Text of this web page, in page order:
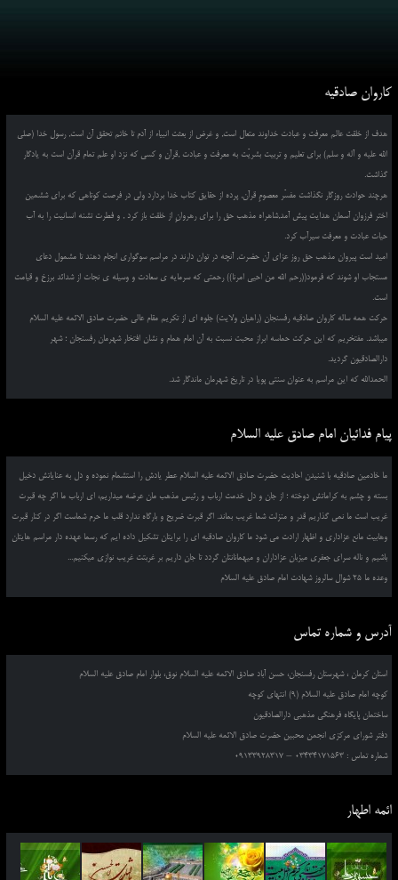
کاروان صادقیه
هدف از خلقت عالم معرفت و عبادت خداوند متعال است, و غرض از بعثت انبیاء از آدم تا خاتم تحقق آن است, رسول خدا (صلی
الله علیه و آله و سلم) برای تعلیم و تربیت بشریّت به معرفت و عبادت ,قرآن و کسی که نزد او علم تمام قرآن است به یادگار
گذاشت.
هرچند حوادث روزگار نگذاشت مفسّر معصومِ قرآن, پرده از حقایق کتاب خدا بردارد ولی در فرصت کوتاهی که برای ششمین
اختر فرزوان آسمان هدایت پیش آمد,شاهراه مذهب حق را برای رهروانِ از خلقت باز کرد , و فطرت تشنه انسانیت را به آب
حیات عبادت و معرفت سیرآب کرد.
امید است پیروان مذهب حق روز عزای آن حضرت, آنچه در توان دارند در مراسم سوگواری انجام دهند تا مشمول دعای
مستجاب او شوند که فرمود((رحم الله من احیی امرنا)) رحمتی که سرمایه ی سعادت و وسیله ی نجات از شدائد برزخ و قیامت
است.
حرکت همه ساله کاروان صادقیه رفسنجان (راهیان ولایت) جلوه ای از تکریم مقام عالی حضرت صادق الائمه علیه السلام
میباشد. مفتخریم که این حرکت حماسه ابراز محبت نسبت به آن امام همام و نشان افتخار شهرمان رفسنجان ؛ شهر
دارالصادقیون گردید.
الحمدالله که این مراسم به عنوان سنتی پویا در تاریخ شهرمان ماندگار شد.
پیام فدائیان امام صادق علیه السلام
ما خادمین صادقیه با شنیدن احادیث حضرت صادق الائمه علیه السلام عطر یادش را استشمام نموده و دل به عنایاتش دخیل
بسته و چشم به کراماتش دوخته ؛ از جان و دل خدمت ارباب و رئیس مذهب مان عرضه میداریم، ای ارباب ما اگر چه قبرت
غریب است ما نمی گذاریم قدر و منزلت شما غریب بماند. اگر قبرت ضریح و بارگاه ندارد قلب ما حرم شماست اگر در کنار قبرت
وهابیت مانع عزاداری و اظهار ارادت می شود ما کاروان صادقیه ای را برایتان تشکیل داده ایم که رسما عهده دار مراسم هایتان
باشیم و ناله سرای جعفری میزبان عزاداران و میهمانانتان گردد تا جان داریم بر غربتت غریب نوازی میکنیم...
وعده ما 25 شوال سالروز شهادت امام صادق علیه السلام
آدرس و شماره تماس
استان کرمان ، شهرستان رفسنجان، حسن آباد صادق الائمه علیه السلام نوق، بلوار امام صادق علیه السلام
کوچه امام صادق علیه السلام (9) انتهای کوچه
ساختمان پایگاه فرهنگی مذهبی دارالصادقیون
دفتر شورای مرکزی انجمن محبین حضرت صادق الائمه علیه السلام
شماره تماس : 03434171563 – 09133928317
ائمه اطهار